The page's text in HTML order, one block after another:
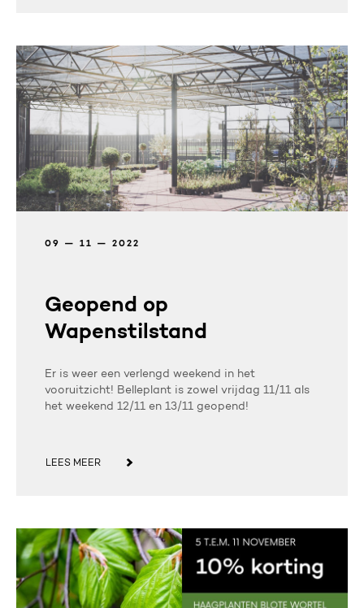
09 — 11 — 2022
Geopend op
Wapenstilstand
Er is weer een verlengd weekend in het
vooruitzicht! Belleplant is zowel vrijdag 11/11 als
het weekend 12/11 en 13/11 geopend!
LEES MEER